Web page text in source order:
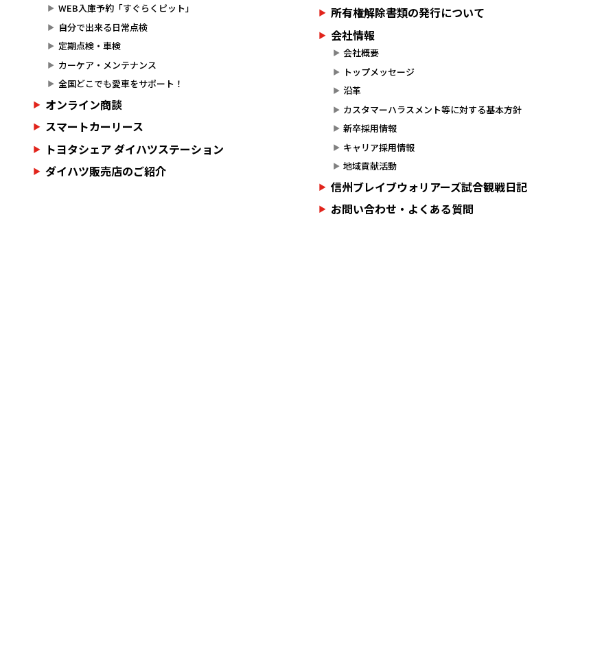
WEB入庫予約「すぐらくピット」
自分で出来る日常点検
定期点検・車検
カーケア・メンテナンス
全国どこでも愛車をサポート！
オンライン商談
スマートカーリース
トヨタシェア ダイハツステーション
ダイハツ販売店のご紹介
所有権解除書類の発行について
会社情報
会社概要
トップメッセージ
沿革
カスタマーハラスメント等に対する基本方針
新卒採用情報
キャリア採用情報
地域貢献活動
信州ブレイブウォリアーズ試合観戦日記
お問い合わせ・よくある質問